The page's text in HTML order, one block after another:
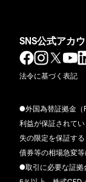
SNS公式アカ
法令に基づく表記
●外国為替証拠金（
利益が保証されて
失の限定を保証す
債券等の相場急変
●取引に必要な証拠